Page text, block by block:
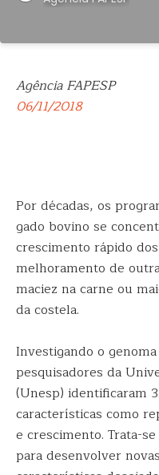
Agência FAPESP
06/11/2018
Por décadas, os
gado bovino se
crescimento rápido
melhoramento de
maciez na carne ou
da costela.
Investigando o
pesquisadores da
(Unesp) identificaram
características como
e crescimento. Trata-
para desenvolver